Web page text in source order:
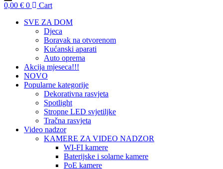
0,00 € 0
Cart
SVE ZA DOM
Djeca
Boravak na otvorenom
Kućanski aparati
Auto oprema
Akcija mjeseca!!!
NOVO
Popularne kategorije
Dekorativna rasvjeta
Spotlight
Stropne LED svjetiljke
Tračna rasvjeta
Video nadzor
KAMERE ZA VIDEO NADZOR
WI-FI kamere
Baterijske i solarne kamere
PoE kamere